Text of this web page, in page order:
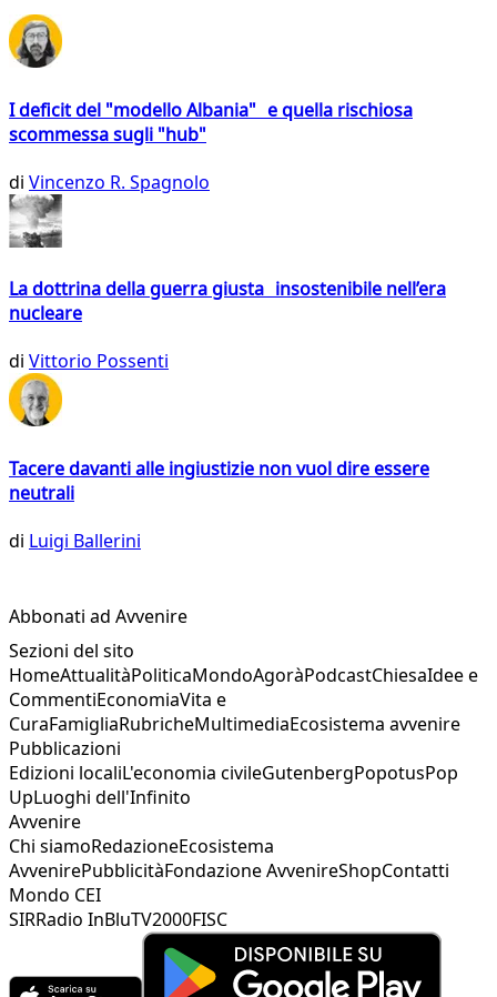
I deficit del "modello Albania" e quella rischiosa
scommessa sugli "hub"
di Vincenzo R. Spagnolo
La dottrina della guerra giusta insostenibile nell’era
nucleare
di Vittorio Possenti
Tacere davanti alle ingiustizie non vuol dire essere
neutrali
di Luigi Ballerini
Abbonati ad Avvenire
Sezioni del sito
HomeAttualitàPoliticaMondoAgoràPodcastChiesaIdee e
CommentiEconomiaVita e
CuraFamigliaRubricheMultimediaEcosistema avvenire
Pubblicazioni
Edizioni localiL'economia civileGutenbergPopotusPop
UpLuoghi dell'Infinito
Avvenire
Chi siamoRedazioneEcosistema
AvvenirePubblicitàFondazione AvvenireShopContatti
Mondo CEI
SIRRadio InBluTV2000FISC